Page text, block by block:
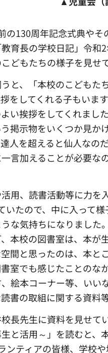
130周年記念式典や
育長の学校日記」令和
どもたちの様子を見せ
と、「本校のこどもた
をしてくれる子もいま
い挨拶をしてくれまし
掲示物をいくつか見
人を超えると仙人なの
言加えることが必要な
用、読書活動等に力を
たので、中に入って
な気持ちになりました
本校の図書室は、本
間と思ったのは、本
室でも感じたことのな
絵本コーナー等、い
書の取組に関する資料
長先生に資料を見せて
と活用～」を読むと、
ティアの皆様、学校